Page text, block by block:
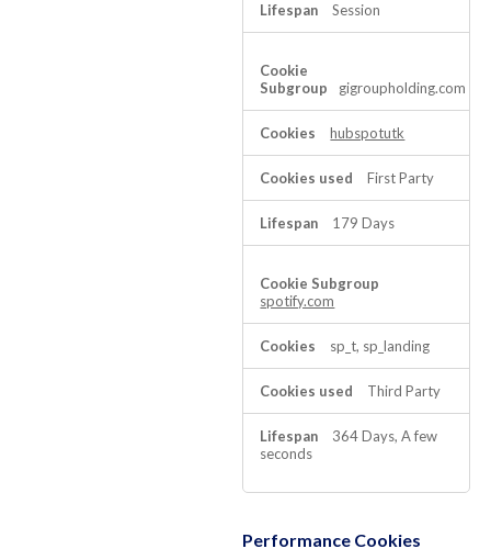
Session
gigroupholding.com
hubspotutk
First Party
179 Days
spotify.com
sp_t, sp_landing
Third Party
364 Days, A few
seconds
Performance Cookies